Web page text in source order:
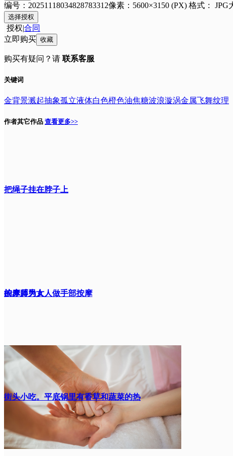
编号：20251118034828783312像素：5600×3150 (PX) 格式： JPG
选择授权
授权|合同
立即购买 收藏
购买有疑问？请 联系客服
关键词
金背景溅起抽象孤立液体白色橙色油焦糖波浪漩涡金属飞舞纹理
作者其它作品 查看更多>>
把绳子挂在脖子上
的赤膊男人
按摩师为女人做手部按摩
街头小吃。平底锅里有香草和蔬菜的热